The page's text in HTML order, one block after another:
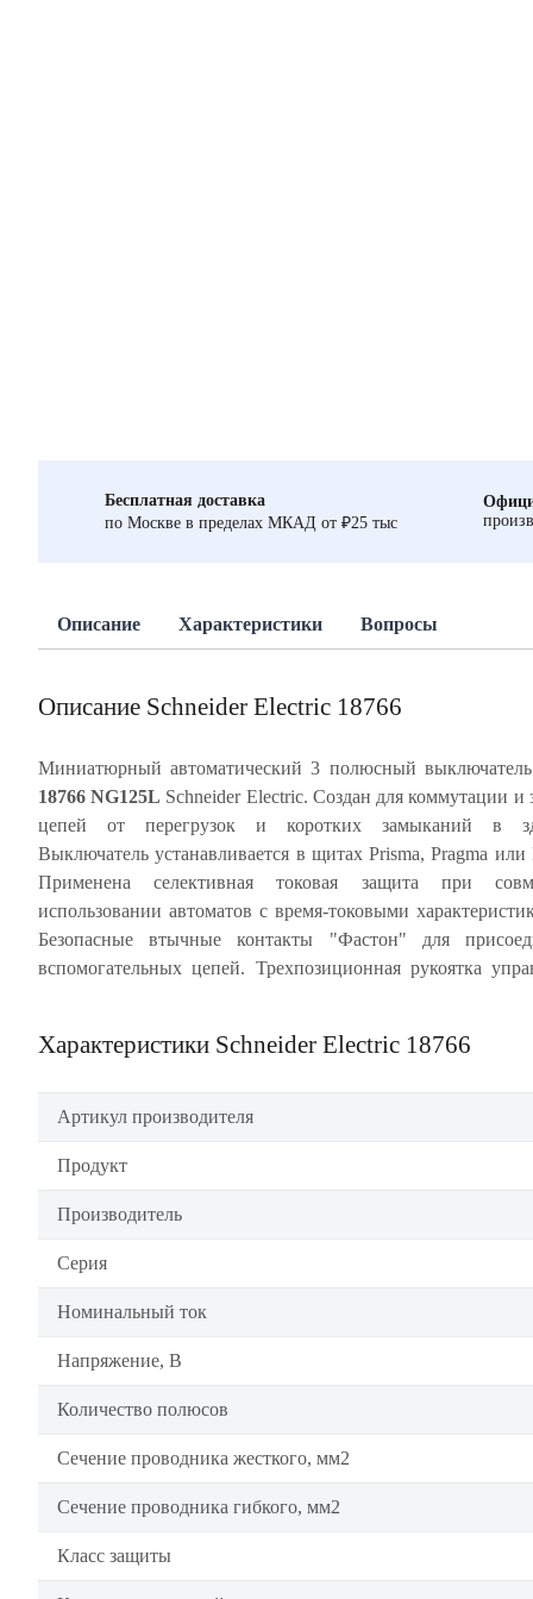
Бесплатная доставка
по Москве в пределах МКАД от ₽25 тыс
Описание Характеристики Вопросы
Описание Schneider Electric 18766
Миниатюрный автоматический 3 полюсный
18766 NG125L Schneider Electric. Создан для коммутации и
цепей от перегрузок и коротких замыканий в
Выключатель устанавливается в щитах Prisma, Pragma или
Применена селективная токовая защита при
использовании автоматов с время-токовыми
Безопасные втычные контакты "Фастон" для
вспомогательных цепей. Трехпозиционная рукоятка
блокировка. Ударопрочный корпус из
пластика, скрепленный металлическими заклепками,
многократное срабатывание автомата без
характеристик. NG125L имеет, так называемое,
значение Т2 - это характеристики для высокой
температуры +55°С. Частота цепи 50/60 Гц. Степень
Характеристики Schneider Electric 18766
Артикул производителя
Продукт
Производитель
Серия
Номинальный ток
Напряжение, В
Количество полюсов
Сечение проводника жесткого, мм2
Сечение проводника гибкого, мм2
Класс защиты